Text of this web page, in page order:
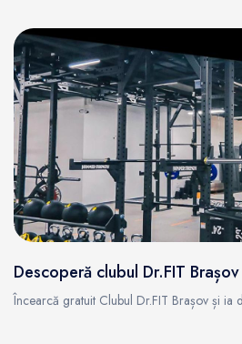
Descoperă clubul Dr.FIT
Încearcă gratuit Clubul Dr.FIT Brașov și ia